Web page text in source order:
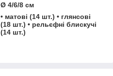
Ø 4/6/8 см
• матові (14 шт.) • глянсові
(18 шт.) • рельєфні блискучі
(14 шт.)